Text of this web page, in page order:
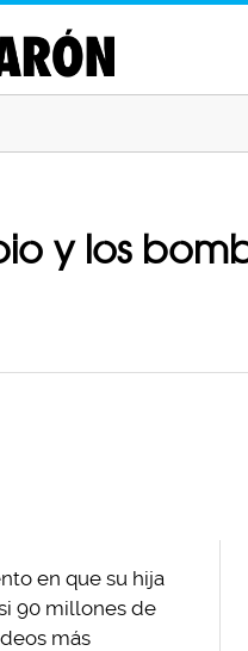
y los
en que su hija
90 millones de
más